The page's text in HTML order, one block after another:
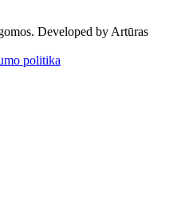
Developed by Artūras
politika